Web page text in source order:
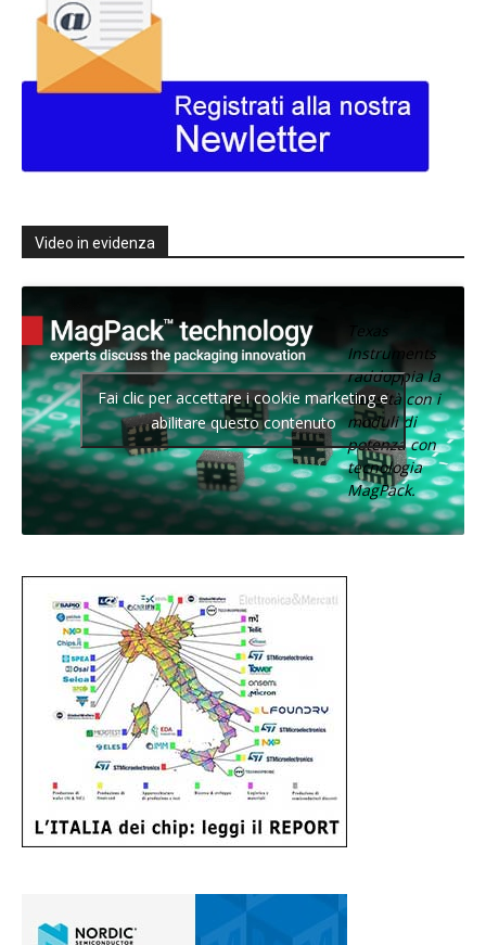
Video in evidenza
Texas
Instruments
raddoppia la
densità con i
moduli di
potenza con
tecnologia
MagPack.
Fai clic per accettare i cookie marketing e
abilitare questo contenuto